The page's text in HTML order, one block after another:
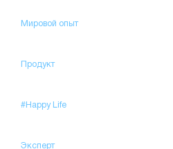
Мировой опыт
Продукт
#Happy Life
Эксперт